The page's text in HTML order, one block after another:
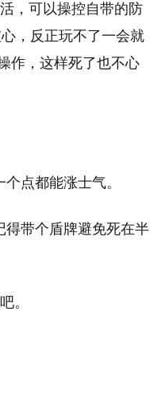
，可以操控自带的防
，反正玩不了一会就
作，这样死了也不心
点都能涨士气。
得带个盾牌避免死在半
。